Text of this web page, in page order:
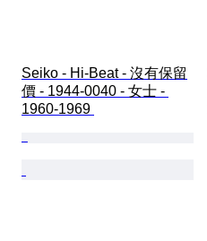
Seiko - Hi-Beat - 沒有保留
價 - 1944-0040 - 女士 -
1960-1969